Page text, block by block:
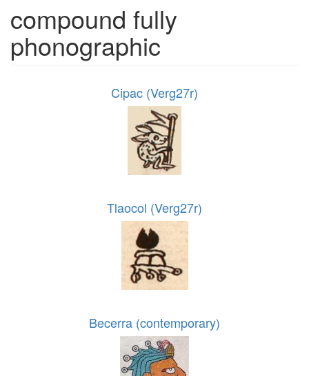
compound fully
phonographic
Cipac (Verg27r)
Tlaocol (Verg27r)
Becerra (contemporary)